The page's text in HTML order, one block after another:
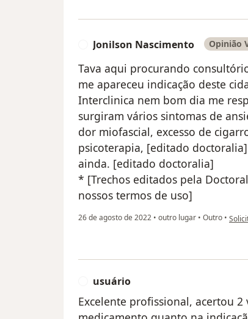
Jonilson Nascimento Opinião
Tava aqui procurando
me apareceu indicação deste
Interclinica nem bom dia me
surgiram vários sintomas de
dor miofascial, excesso de
psicoterapia, [editado
ainda. [editado doctoralia]
* [Trechos editados pela
nossos termos de uso]
26 de agosto de 2022 • outro lugar • Outro • na
usuário
Excelente profissional, acertou